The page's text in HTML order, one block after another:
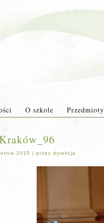
O szkole Przedmioty
2015 | przez dyrekcja